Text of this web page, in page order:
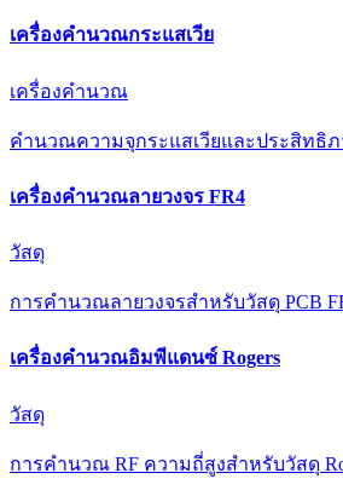
เครื่องคำนวณกระแสเวีย
เครื่องคำนวณ
คำนวณความจุกระแสเวียและประสิทธิ
เครื่องคำนวณลายวงจร FR4
วัสดุ
การคำนวณลายวงจรสำหรับวัสดุ PCB
เครื่องคำนวณอิมพีแดนซ์ Rogers
วัสดุ
การคำนวณ RF ความถี่สูงสำหรับวัสดุ